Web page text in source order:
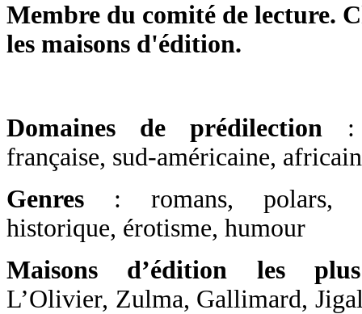
Membre du comité de lecture.
les maisons d'édition.
Domaines de prédilection :
française, sud-américaine,
Genres : romans, polars,
historique, érotisme, humour
Maisons d’édition les
L’Olivier, Zulma, Gallimard,